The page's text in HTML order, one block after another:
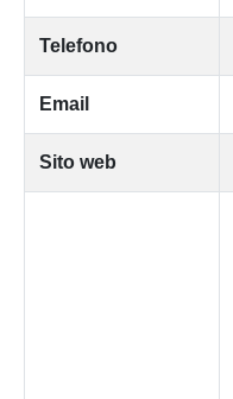
Telefono
Email
Sito web